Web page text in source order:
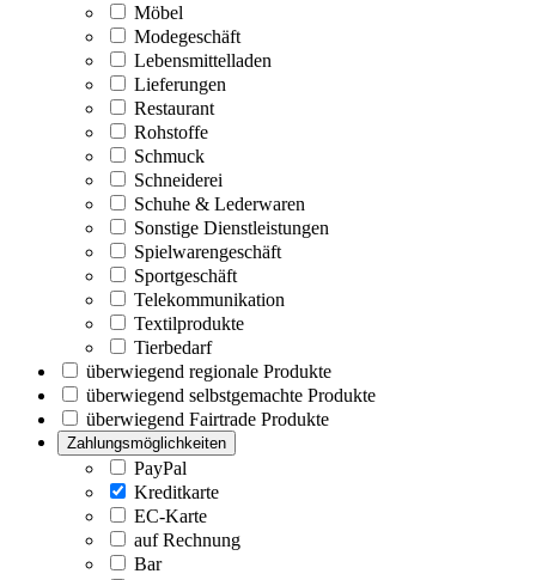
Möbel
Modegeschäft
Lebensmittelladen
Lieferungen
Restaurant
Rohstoffe
Schmuck
Schneiderei
Schuhe & Lederwaren
Sonstige Dienstleistungen
Spielwarengeschäft
Sportgeschäft
Telekommunikation
Textilprodukte
Tierbedarf
überwiegend regionale Produkte
überwiegend selbstgemachte Produkte
überwiegend Fairtrade Produkte
Zahlungsmöglichkeiten
PayPal
Kreditkarte
EC-Karte
auf Rechnung
Bar